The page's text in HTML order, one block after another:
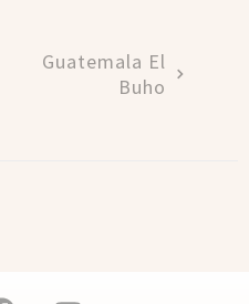
Guatemala El
Buho